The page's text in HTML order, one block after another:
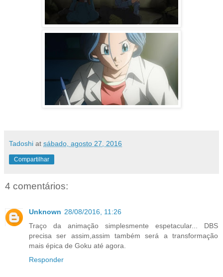
Tadoshi at sábado, agosto 27, 2016
Compartilhar
4 comentários:
Unknown 28/08/2016, 11:26
Traço da animação simplesmente espetacular... DBS
precisa ser assim,assim também será a transformação
mais épica de Goku até agora.
Responder